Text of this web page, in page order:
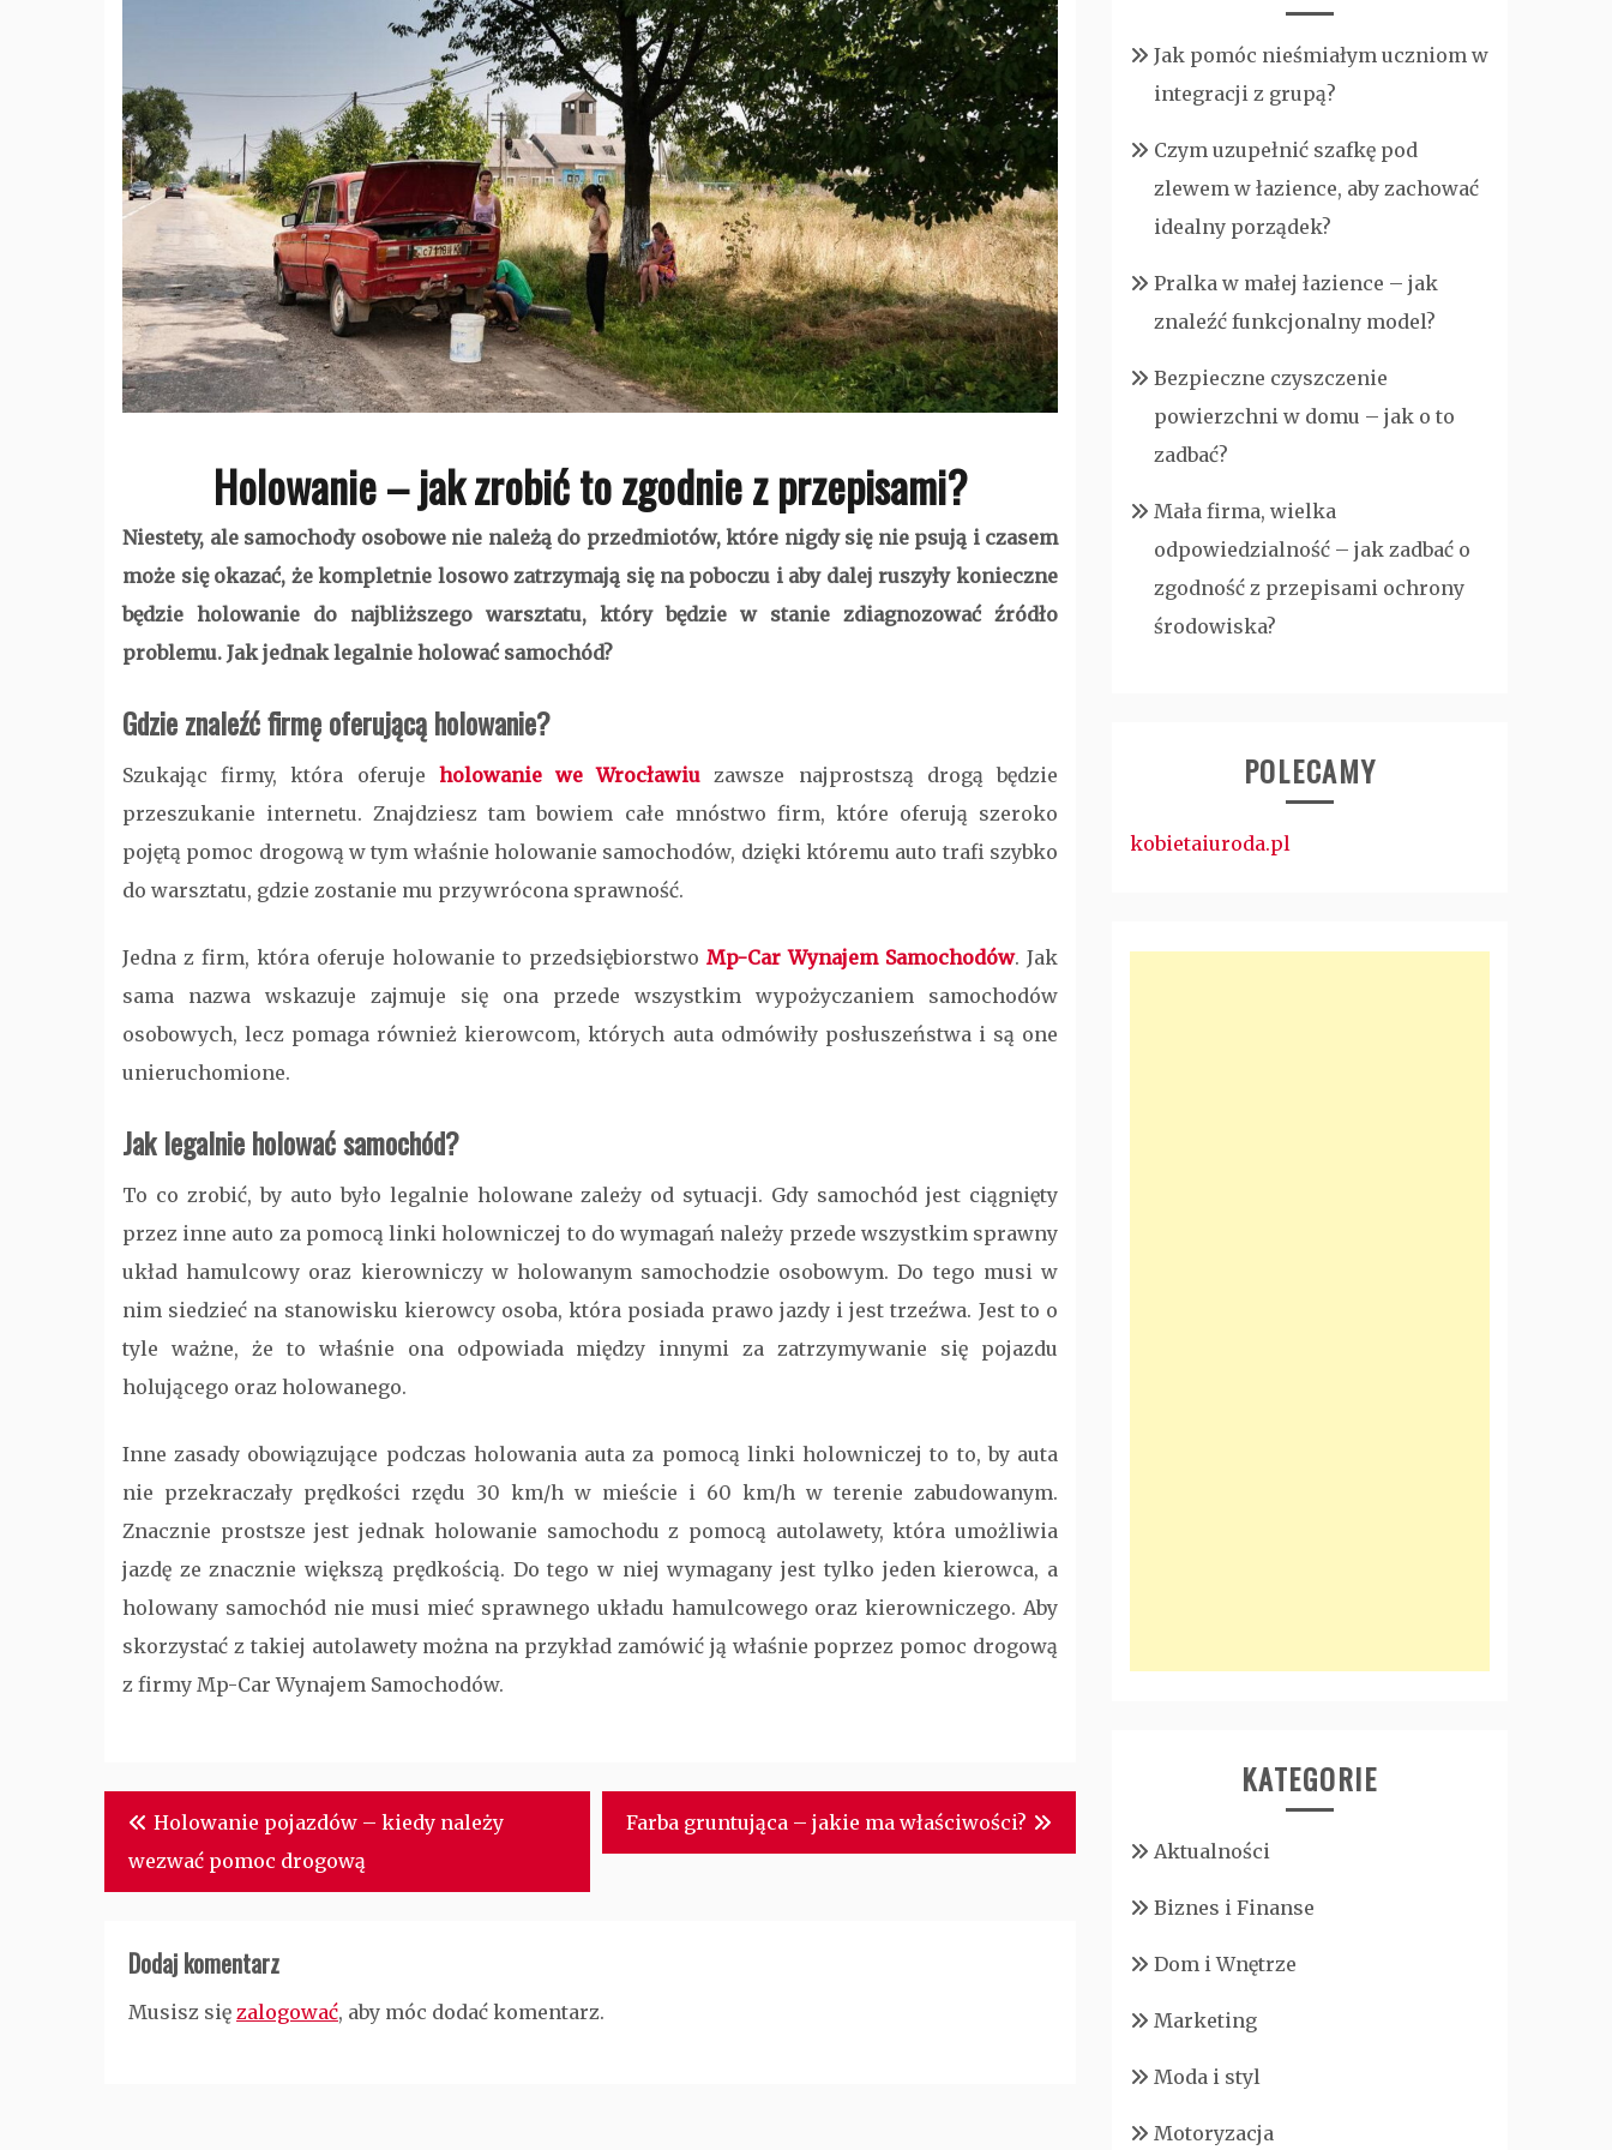
Holowanie – jak zrobić to zgodnie z przepisami?
Niestety, ale samochody osobowe nie należą do przedmiotów, które nigdy się nie psują i czasem
może się okazać, że kompletnie losowo zatrzymają się na poboczu i aby dalej ruszyły konieczne
będzie holowanie do najbliższego warsztatu, który będzie w stanie zdiagnozować źródło
problemu. Jak jednak legalnie holować samochód?
Gdzie znaleźć firmę oferującą holowanie?
Szukając firmy, która oferuje holowanie we Wrocławiu zawsze najprostszą drogą będzie
przeszukanie internetu. Znajdziesz tam bowiem całe mnóstwo firm, które oferują szeroko
pojętą pomoc drogową w tym właśnie holowanie samochodów, dzięki któremu auto trafi szybko
do warsztatu, gdzie zostanie mu przywrócona sprawność.
Jedna z firm, która oferuje holowanie to przedsiębiorstwo Mp-Car Wynajem Samochodów. Jak
sama nazwa wskazuje zajmuje się ona przede wszystkim wypożyczaniem samochodów
osobowych, lecz pomaga również kierowcom, których auta odmówiły posłuszeństwa i są one
unieruchomione.
Jak legalnie holować samochód?
To co zrobić, by auto było legalnie holowane zależy od sytuacji. Gdy samochód jest ciągnięty
przez inne auto za pomocą linki holowniczej to do wymagań należy przede wszystkim sprawny
układ hamulcowy oraz kierowniczy w holowanym samochodzie osobowym. Do tego musi w
nim siedzieć na stanowisku kierowcy osoba, która posiada prawo jazdy i jest trzeźwa. Jest to o
tyle ważne, że to właśnie ona odpowiada między innymi za zatrzymywanie się pojazdu
holującego oraz holowanego.
Inne zasady obowiązujące podczas holowania auta za pomocą linki holowniczej to to, by auta
nie przekraczały prędkości rzędu 30 km/h w mieście i 60 km/h w terenie zabudowanym.
Znacznie prostsze jest jednak holowanie samochodu z pomocą autolawety, która umożliwia
jazdę ze znacznie większą prędkością. Do tego w niej wymagany jest tylko jeden kierowca, a
holowany samochód nie musi mieć sprawnego układu hamulcowego oraz kierowniczego. Aby
skorzystać z takiej autolawety można na przykład zamówić ją właśnie poprzez pomoc drogową
z firmy Mp-Car Wynajem Samochodów.
Nawigacja
wpisu
Holowanie pojazdów – kiedy należy
wezwać pomoc drogową
Farba gruntująca – jakie ma właściwości?
Dodaj komentarz
Musisz się zalogować, aby móc dodać komentarz.
Jak pomóc nieśmiałym uczniom w
integracji z grupą?
Czym uzupełnić szafkę pod
zlewem w łazience, aby zachować
idealny porządek?
Pralka w małej łazience – jak
znaleźć funkcjonalny model?
Bezpieczne czyszczenie
powierzchni w domu – jak o to
zadbać?
Mała firma, wielka
odpowiedzialność – jak zadbać o
zgodność z przepisami ochrony
środowiska?
POLECAMY
kobietaiuroda.pl
KATEGORIE
Aktualności
Biznes i Finanse
Dom i Wnętrze
Marketing
Moda i styl
Motoryzacja